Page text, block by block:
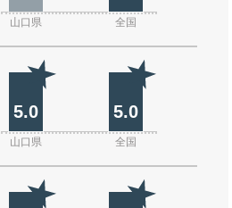
山口県 全国
5.0 5.0
山口県 全国